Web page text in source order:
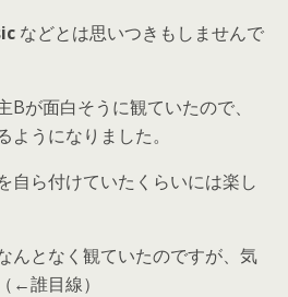
などとは思いつきもしませんで
Bが面白そうに観ていたので、
うになりました。
自ら付けていたくらいには楽し
んとなく観ていたのですが、気
←誰目線）